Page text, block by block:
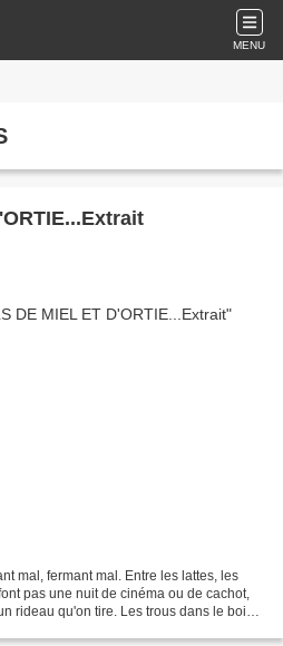
MENU
mal, fermant mal. Entre les lattes, les
pas une nuit de cinéma ou de cachot,
rideau qu'on tire. Les trous dans le bois